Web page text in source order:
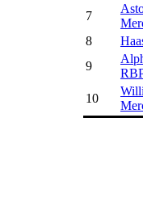
7
8
9
10